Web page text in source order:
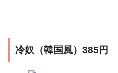
冷奴（韓国風）385円